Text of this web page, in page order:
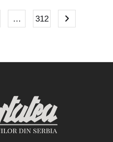
… 312